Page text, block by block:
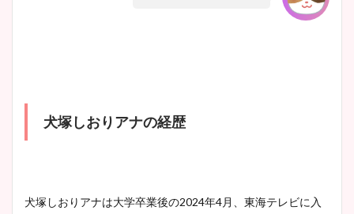
犬塚しおりアナの経歴
犬塚しおりアナは大学卒業後の2024年4月、東海テレビに入